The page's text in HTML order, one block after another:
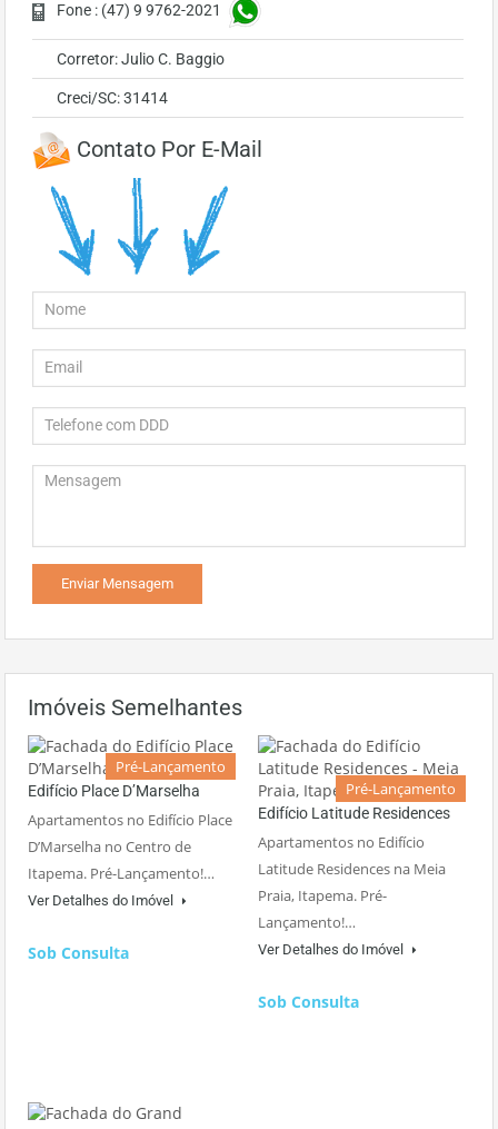
Fone : (47) 9 9762-2021
Corretor: Julio C. Baggio
Creci/SC: 31414
Contato Por E-Mail
Imóveis Semelhantes
Pré-Lançamento
Edifício Place D’Marselha
Apartamentos no Edifício Place
D’Marselha no Centro de
Itapema. Pré-Lançamento!…
Ver Detalhes do Imóvel
Sob Consulta
Pré-Lançamento
Edifício Latitude Residences
Apartamentos no Edifício
Latitude Residences na Meia
Praia, Itapema. Pré-
Lançamento!…
Ver Detalhes do Imóvel
Sob Consulta